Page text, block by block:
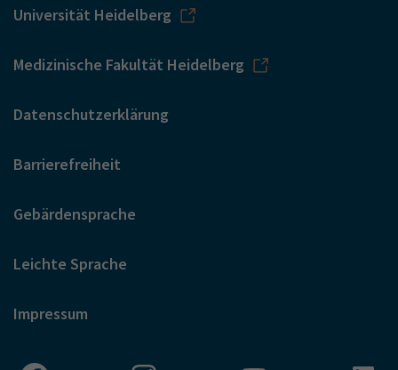
Universität Heidelberg
Medizinische Fakultät Heidelberg
Datenschutzerklärung
Barrierefreiheit
Gebärdensprache
Leichte Sprache
Impressum